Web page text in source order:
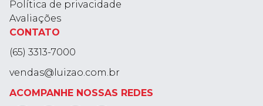
Política de privacidade
Avaliações
CONTATO
(65) 3313-7000
vendas@luizao.com.br
ACOMPANHE NOSSAS REDES